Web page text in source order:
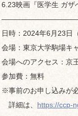
6.23映画『医学生 ガザ
日時：2024年6月23日
会場：東京大学駒場キ
会場へのアクセス：京
参加費：無料
※事前のお申し込みが
詳細は、 https://ccp-